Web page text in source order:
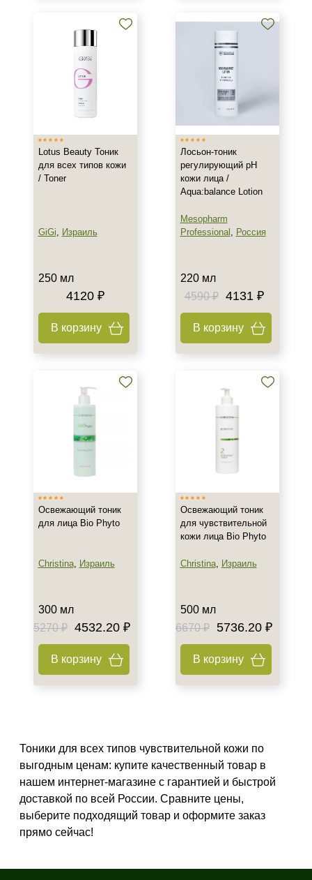
Аминокислоты
Витамин C
Показать еще
Ежедневный
Lotus Beauty Тоник
для всех типов кожи
/ Toner
GiGi, Израиль
250 мл
4120 ₽
В корзину
Лосьон-тоник
регулирующий рН
кожи лица /
Aqua:balance Lotion
Mesopharm
Professional , Россия
220 мл
4590 ₽
4131 ₽
В корзину
Освежающий тоник
для лица Bio Phyto
Christina, Израиль
300 мл
5270 ₽ 4532.20 ₽
В корзину
Освежающий тоник
для чувствительной
кожи лица Bio Phyto
Christina, Израиль
500 мл
6670 ₽ 5736.20 ₽
В корзину
Тоники для всех типов чувствительной кожи по
выгодным ценам: купите качественный товар в
нашем интернет-магазине с гарантией и быстрой
доставкой по всей России. Сравните цены,
выберите подходящий товар и оформите заказ
прямо сейчас!
+7 (495) 640-58-89
+7 (929) 933-09-89